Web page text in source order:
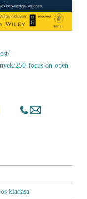
250-focus-on-open-
kiadása